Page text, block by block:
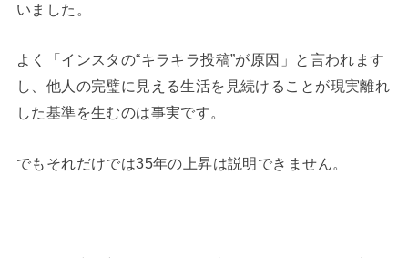
いました。
よく「インスタの“キラキラ投稿”が原因」と言われます
し、他人の完璧に見える生活を見続けることが現実離れ
した基準を生むのは事実です。
でもそれだけでは35年の上昇は説明できません。